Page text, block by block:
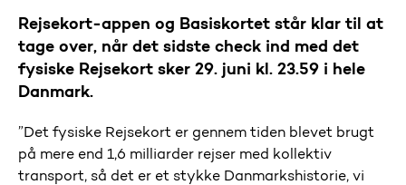
Rejsekort-appen og Basiskortet står klar til at
tage over, når det sidste check ind med det
fysiske Rejsekort sker 29. juni kl. 23.59 i hele
Danmark.
”Det fysiske Rejsekort er gennem tiden blevet brugt
på mere end 1,6 milliarder rejser med kollektiv
transport, så det er et stykke Danmarkshistorie, vi